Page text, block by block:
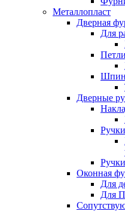
Металлопласт
Дверная
Для
Дверные
Оконная
Для
Для